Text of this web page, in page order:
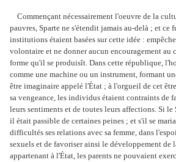
Commençant nécessairement l'oeuvre de la
pauvres, Sparte ne s'étendit jamais au-delà ; et ce
institutions étaient basées sur cette idée :
volontaire et ne donner aucun encouragement au
forme qu'il se produisît. Dans cette république,
comme une machine ou un instrument, formant
être imaginaire appelé l'État ; à l'orgueil de cet
sa vengeance, les individus étaient contraints de
leurs sentiments et de toutes leurs affections. Si le
il était passible de certaines peines ; et s'il se
difficultés ses relations avec sa femme, dans
sexuels et de favoriser ainsi le développement de
appartenant à l'État, les parents ne pouvaient